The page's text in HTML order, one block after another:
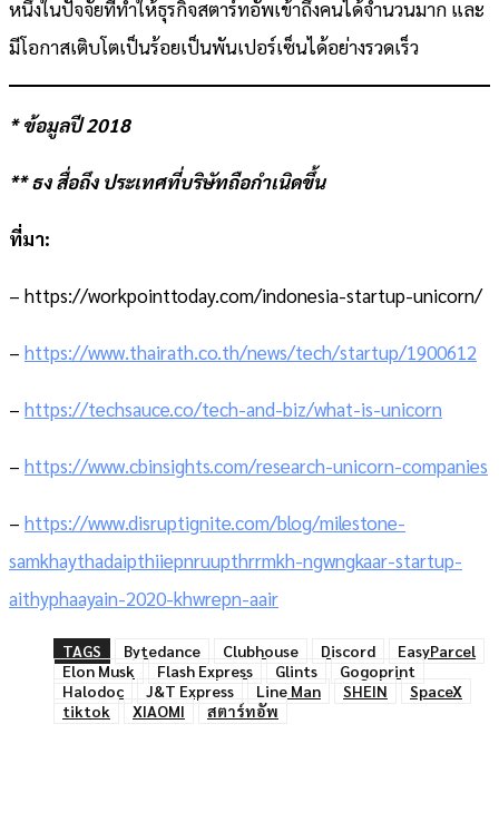
หนึ่งในปัจจัยที่ทำให้ธุรกิจสตาร์ทอัพเข้าถึงคนได้จำนวนมาก และ
มีโอกาสเติบโตเป็นร้อยเป็นพันเปอร์เซ็นได้อย่างรวดเร็ว
* ข้อมูลปี 2018
** ธง สื่อถึง ประเทศที่บริษัทถือกำเนิดขึ้น
ที่มา:
– https://workpointtoday.com/indonesia-startup-unicorn/
– https://www.thairath.co.th/news/tech/startup/1900612
– https://techsauce.co/tech-and-biz/what-is-unicorn
– https://www.cbinsights.com/research-unicorn-companies
– https://www.disruptignite.com/blog/milestone-
samkhaythadaipthiiepnruupthrrmkh-ngwngkaar-startup-
aithyphaayain-2020-khwrepn-aair
TAGS Bytedance Clubhouse Discord
EasyParcel
Elon Musk
Flash Express Glints
Gogoprint
Halodoc
J&T Express Line Man SHEIN
SpaceX
tiktok
XIAOMI สตาร์ทอัพ